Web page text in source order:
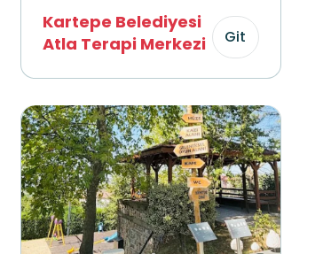
Kartepe Belediyesi
Atla Terapi Merkezi
Git